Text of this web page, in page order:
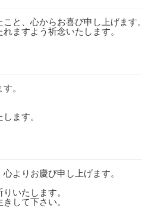
と、心からお喜び申し上げます。
ますよう祈念いたします。
。
ます。
よりお慶び申し上げます。
いたします。
して下さい。